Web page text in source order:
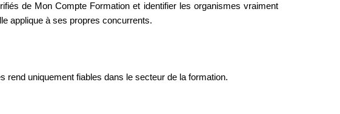
de Mon Compte Formation et identifier les organismes vraiment
applique à ses propres concurrents.
rend uniquement fiables dans le secteur de la formation.